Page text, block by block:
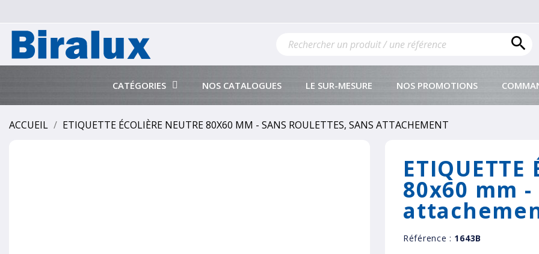

CATÉGORIES NOS CATALOGUES LE SUR-MESURE NOS PROMOTIONS
ACCUEIL ETIQUETTE ÉCOLIÈRE NEUTRE 80X60 MM - SANS ROULETTES, SANS ATTACHEMENT
ETIQUETTE
80x60 mm
Référence : 1643B